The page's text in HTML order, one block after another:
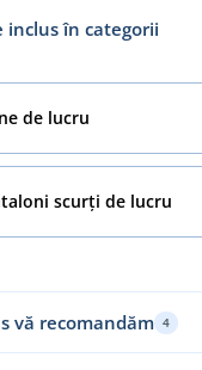
inclus în categorii
de lucru
scurți de lucru
vă recomandăm 4